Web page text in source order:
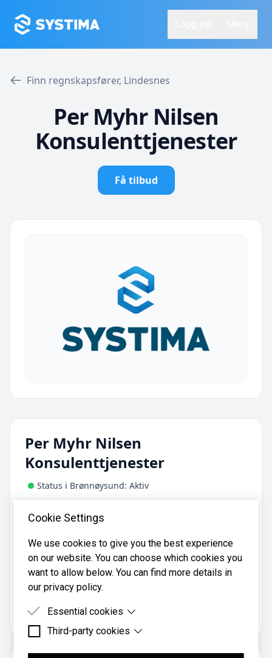
Finn regnskapsfører, Lindesnes
Per Myhr Nilsen
Konsulenttjenester
Få tilbud
Per Myhr Nilsen
Konsulenttjenester
Status i Brønnøysund: Aktiv
Johnstons gate 20, 4514 Mandal
Telefon:
Per Myhr Nilsen Konsulenttjenester er registrert i
970269665.
Cookie Settings
We use cookies to give you the best experience
on our website. You can choose which cookies you
want to allow below. You can find more details in
our privacy policy.
Essential cookies
Essential cookies are cookies that are needed for
Third-party cookies
Third-party cookies are cookies set by third-party